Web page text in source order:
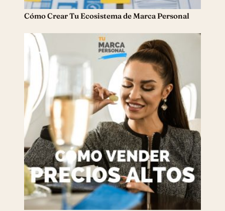
Cómo Crear Tu Ecosistema de Marca Personal